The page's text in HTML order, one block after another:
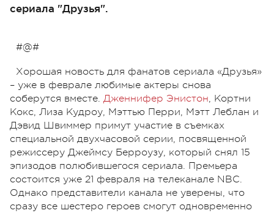
сериала "Друзья".
#@#
Хорошая новость для фанатов сериала «Друзья»
– уже в феврале любимые актеры снова
соберутся вместе. Дженнифер Энистон, Кортни
Кокс, Лиза Кудроу, Мэттью Перри, Мэтт Леблан и
Дэвид Швиммер примут участие в съемках
специальной двухчасовой серии, посвященной
режиссеру Джеймсу Берроузу, который снял 15
эпизодов полюбившегося сериала. Премьера
состоится уже 21 февраля на телеканале NBC.
Однако представители канала не уверены, что
сразу все шестеро героев смогут одновременно